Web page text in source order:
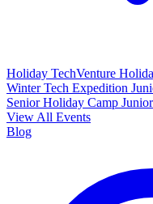
Holiday TechVenture
Winter Tech Expedition
SeniorHoliday Camp Junior
View All Events
Blog